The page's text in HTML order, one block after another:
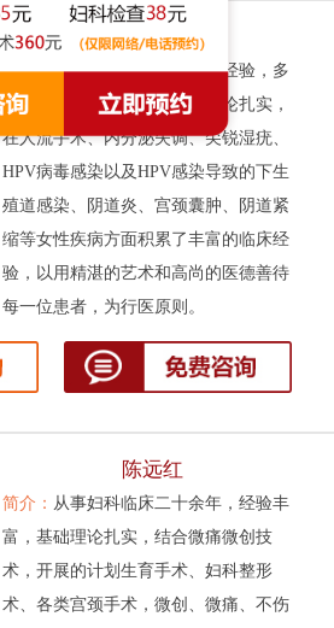
张伟侠
简介：拥有十余年的妇科临床经验，多
次被评为先进工作者。基础理论扎实，
在人流手术、内分泌失调、尖锐湿疣、
HPV病毒感染以及HPV感染导致的下生
殖道感染、阴道炎、宫颈囊肿、阴道紧
缩等女性疾病方面积累了丰富的临床经
验，以用精湛的艺术和高尚的医德善待
每一位患者，为行医原则。
陈远红
简介： 从事妇科临床二十余年，经验丰
富，基础理论扎实，结合微痛微创技
术，开展的计划生育手术、妇科整形
术、各类宫颈手术，微创、微痛、不伤